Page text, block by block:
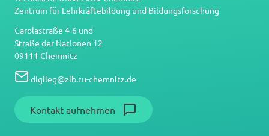
Zentrum für Lehrkräftebildung und Bildungsforschung
Carolastraße 4-6 und
Straße der Nationen 12
09111 Chemnitz
digileg@zlb.tu-chemnitz.de
Kontakt aufnehmen